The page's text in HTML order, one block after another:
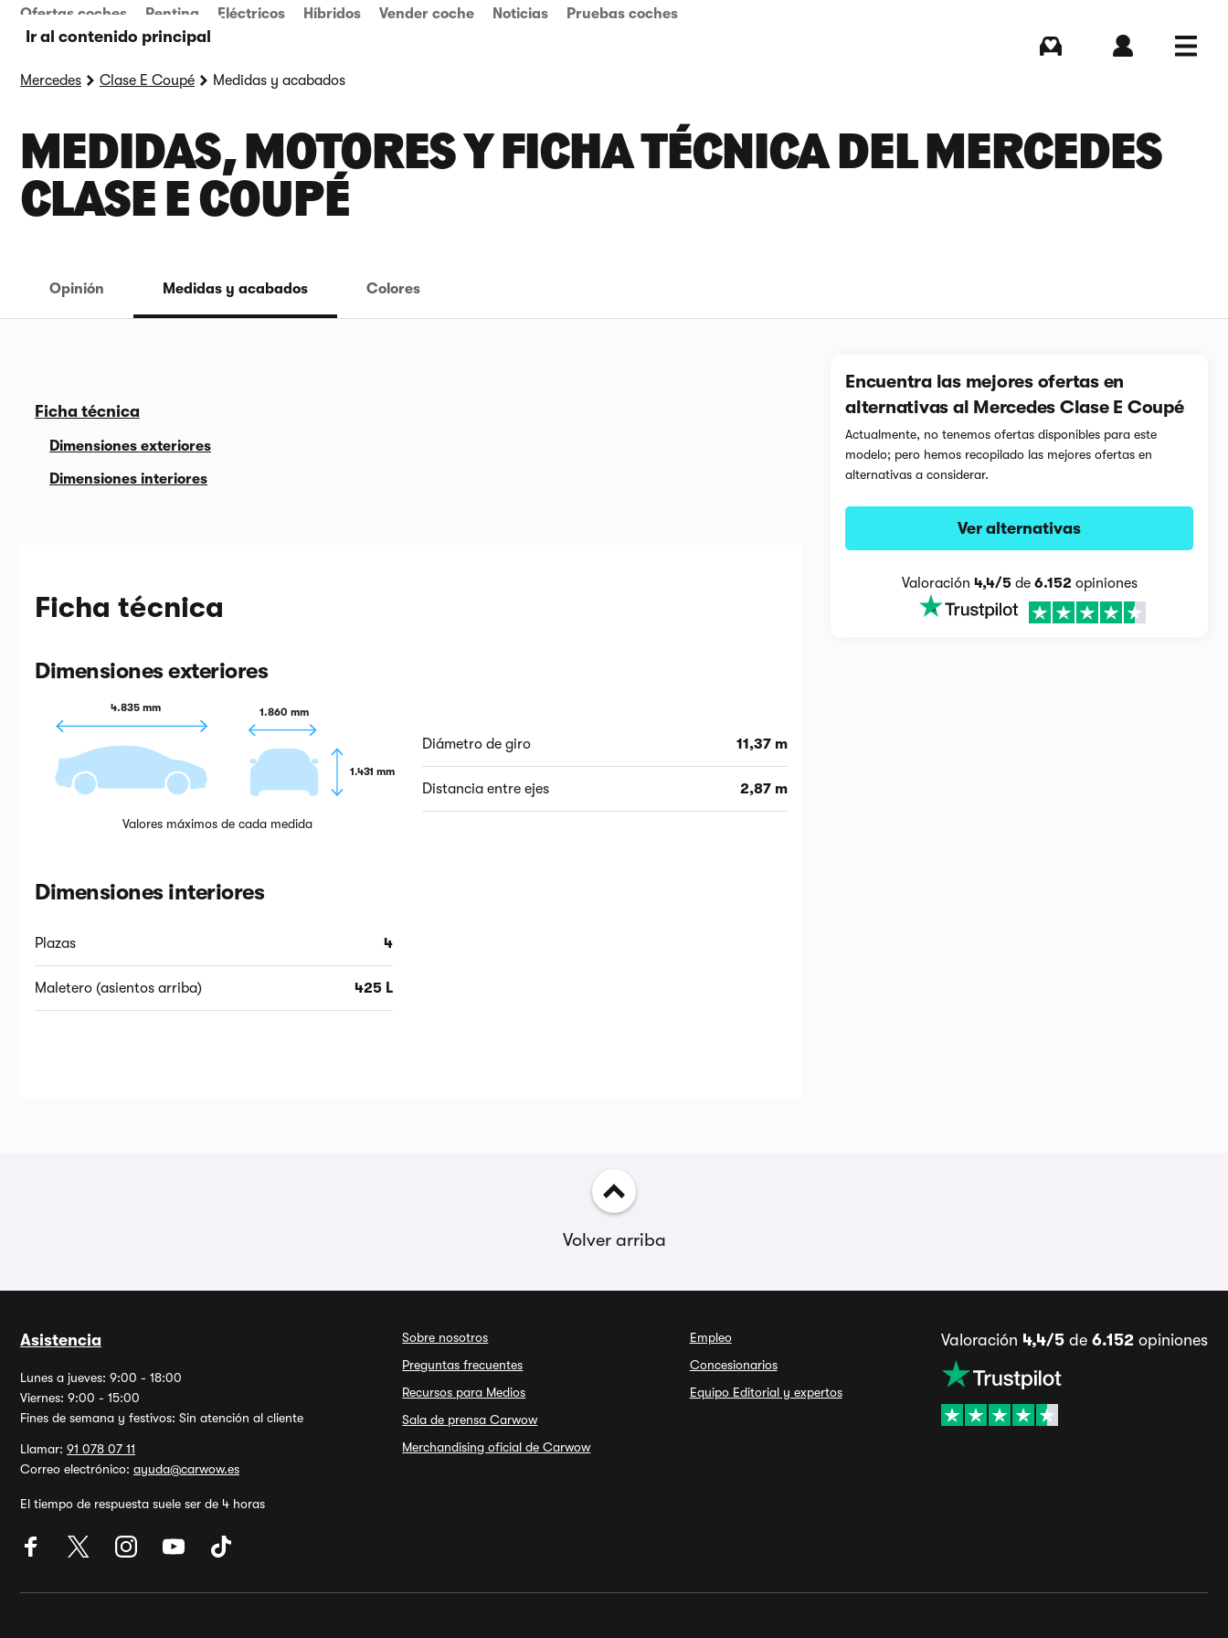
Ir al contenido principal
Ofertas coches Renting Eléctricos Híbridos Vender coche Noticias Pruebas coches
Mercedes Clase E Coupé Medidas y acabados
MEDIDAS, MOTORES Y FICHA TÉCNICA DEL MERCEDES
CLASE E COUPÉ
Opinión Medidas y acabados Colores
Ficha técnica
Dimensiones exteriores
Dimensiones interiores
Ficha técnica
Dimensiones exteriores
4.835 mm 1.860 mm
1.431 mm
Valores máximos de cada medida
Diámetro de giro 11,37 m
Distancia entre ejes 2,87 m
Dimensiones interiores
Plazas 4
Maletero (asientos arriba) 425 L
Encuentra las mejores ofertas en
alternativas al Mercedes Clase E Coupé
Actualmente, no tenemos ofertas disponibles para este
modelo; pero hemos recopilado las mejores ofertas en
alternativas a considerar.
Ver alternativas
Valoración 4,4/5de 6.152 opiniones
Volver arriba
Asistencia
Lunes a jueves: 9:00 - 18:00
Viernes: 9:00 - 15:00
Fines de semana y festivos: Sin atención al cliente
Llamar: 91 078 07 11
Correo electrónico: ayuda@carwow.es
El tiempo de respuesta suele ser de 4 horas
Sobre nosotros
Preguntas frecuentes
Recursos para Medios
Sala de prensa Carwow
Merchandising oficial de Carwow
Empleo
Concesionarios
Equipo Editorial y expertos
Valoración 4,4/5de 6.152opiniones